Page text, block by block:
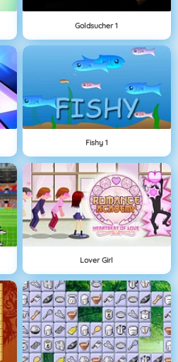
Goldsucher 1
Fishy 1
Lover Girl